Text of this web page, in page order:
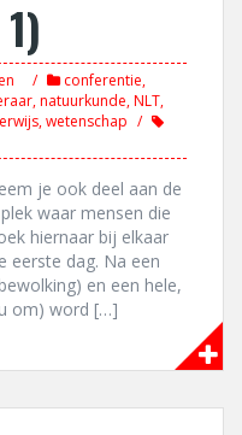
conferentie,
,natuurkunde,NLT,
,wetenschap
je ook deel aan de
waar mensen die
hiernaar bij elkaar
eerste dag. Na een
en een hele,
om) word […]